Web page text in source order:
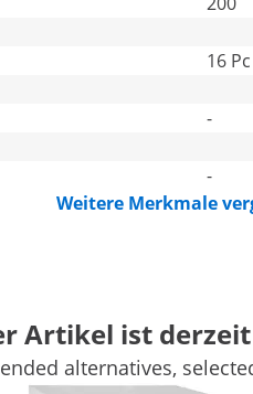
16 Pc
-
-
Weitere Merkmale
Artikel ist
alternatives,